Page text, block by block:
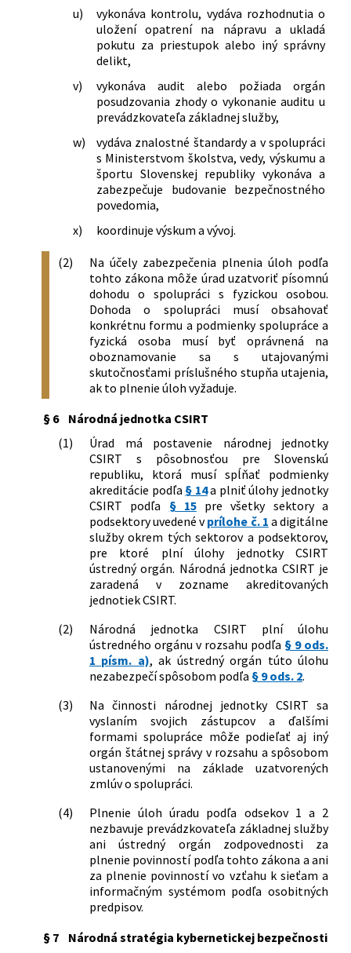
u)
vykonáva kontrolu, vydáva rozhodnutia o
uložení opatrení na nápravu a ukladá
pokutu za priestupok alebo iný správny
delikt,
v)
vykonáva audit alebo požiada orgán
posudzovania zhody o vykonanie auditu u
prevádzkovateľa základnej služby,
w)
vydáva znalostné štandardy a v spolupráci
s Ministerstvom školstva, vedy, výskumu a
športu Slovenskej republiky vykonáva a
zabezpečuje budovanie bezpečnostného
povedomia,
x)
koordinuje výskum a vývoj.
(2)
Na účely zabezpečenia plnenia úloh podľa
tohto zákona môže úrad uzatvoriť písomnú
dohodu o spolupráci s fyzickou osobou.
Dohoda o spolupráci musí obsahovať
konkrétnu formu a podmienky spolupráce a
fyzická osoba musí byť oprávnená na
oboznamovanie sa s utajovanými
skutočnosťami príslušného stupňa utajenia,
ak to plnenie úloh vyžaduje.
§ 6
Národná jednotka CSIRT
(1)
Úrad má postavenie národnej jednotky
CSIRT s pôsobnosťou pre Slovenskú
republiku, ktorá musí spĺňať podmienky
akreditácie podľa § 14a plniť úlohy jednotky
CSIRT podľa § 15pre všetky sektory a
podsektory uvedené vprílohe č. 1 a digitálne
služby okrem tých sektorov a podsektorov,
pre ktoré plní úlohy jednotky CSIRT
ústredný orgán. Národná jednotka CSIRT je
zaradená v zozname akreditovaných
jednotiek CSIRT.
(2)
Národná jednotka CSIRT plní úlohu
ústredného orgánu v rozsahu podľa § 9 ods.
1 písm. a), ak ústredný orgán túto úlohu
nezabezpečí spôsobom podľa § 9 ods. 2.
(3)
Na činnosti národnej jednotky CSIRT sa
vyslaním svojich zástupcov a ďalšími
formami spolupráce môže podieľať aj iný
orgán štátnej správy v rozsahu a spôsobom
ustanovenými na základe uzatvorených
zmlúv o spolupráci.
(4)
Plnenie úloh úradu podľa odsekov 1 a 2
nezbavuje prevádzkovateľa základnej služby
ani ústredný orgán zodpovednosti za
plnenie povinností podľa tohto zákona a ani
za plnenie povinností vo vzťahu k sieťam a
informačným systémom podľa osobitných
predpisov.
§ 7
Národná stratégia kybernetickej bezpečnosti